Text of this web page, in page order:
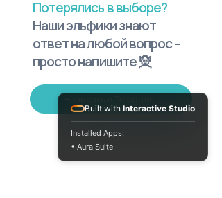
Потерялись в выборе?
Наши эльфики знают
ответ на любой вопрос –
просто напишите 🧝
Написать в Telegram
Built with Interactive Studio
Installed Apps:
• Aura Suite